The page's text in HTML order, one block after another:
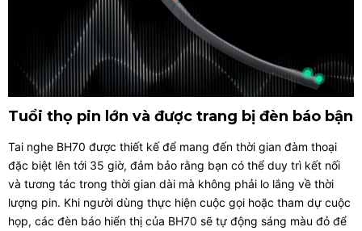
Tuổi thọ pin lớn và được trang bị đèn báo bận
Tai nghe BH70 được thiết kế để mang đến thời gian đàm thoại
đặc biệt lên tới 35 giờ, đảm bảo rằng bạn có thể duy trì kết nối
và tương tác trong thời gian dài mà không phải lo lắng về thời
lượng pin. Khi người dùng thực hiện cuộc gọi hoặc tham dự cuộc
họp, các đèn báo hiển thị của BH70 sẽ tự động sáng màu đỏ để